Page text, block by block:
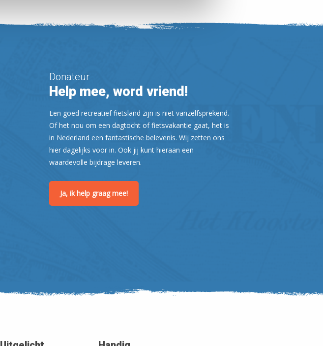
Donateur
Help mee, word vriend!
Een goed recreatief fietsland zijn is niet vanzelfsprekend.
Of het nou om een dagtocht of fietsvakantie gaat, het is
in Nederland een fantastische belevenis. Wij zetten ons
hier dagelijks voor in. Ook jij kunt hieraan een
waardevolle bijdrage leveren.
Ja, ik help graag mee!